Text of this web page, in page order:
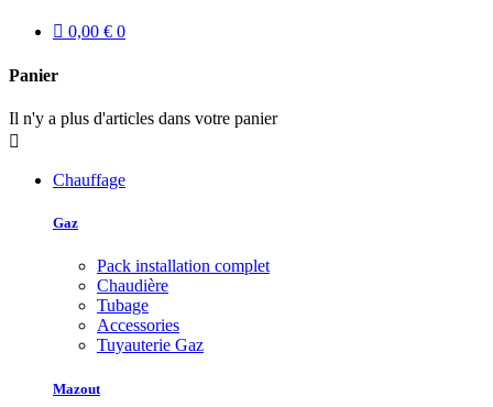
 0,00 € 0
Panier
Il n'y a plus d'articles dans votre panier

Chauffage
Gaz
Pack installation complet
Chaudière
Tubage
Accessories
Tuyauterie Gaz
Mazout